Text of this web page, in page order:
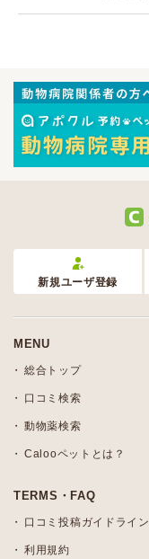
新規ユーザ登録
MENU
総合トップ
口コミ検索
動物薬検索
Calooペットとは？
TERMS・FAQ
口コミ投稿ガイドライン
利用規約